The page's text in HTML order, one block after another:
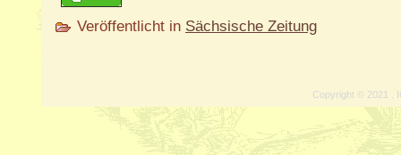
Veröffentlicht in Sächsische Zeitung
Copyright © 2021 .